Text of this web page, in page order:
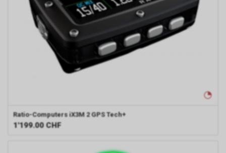
Ratio-Computers iX3M 2 GPS Tech+
1'199.00 CHF